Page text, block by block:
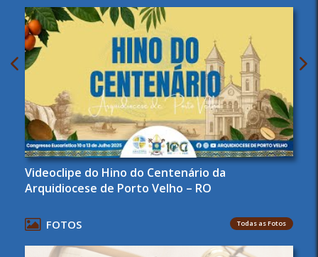
Videoclipe do Hino do Centenário da
Arquidiocese de Porto Velho – RO
FOTOS Todas as Fotos